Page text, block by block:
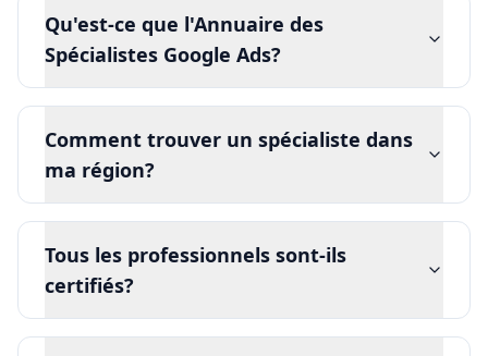
Qu'est-ce que l'Annuaire des
Spécialistes Google Ads?
Comment trouver un spécialiste dans
ma région?
Tous les professionnels sont-ils
certifiés?